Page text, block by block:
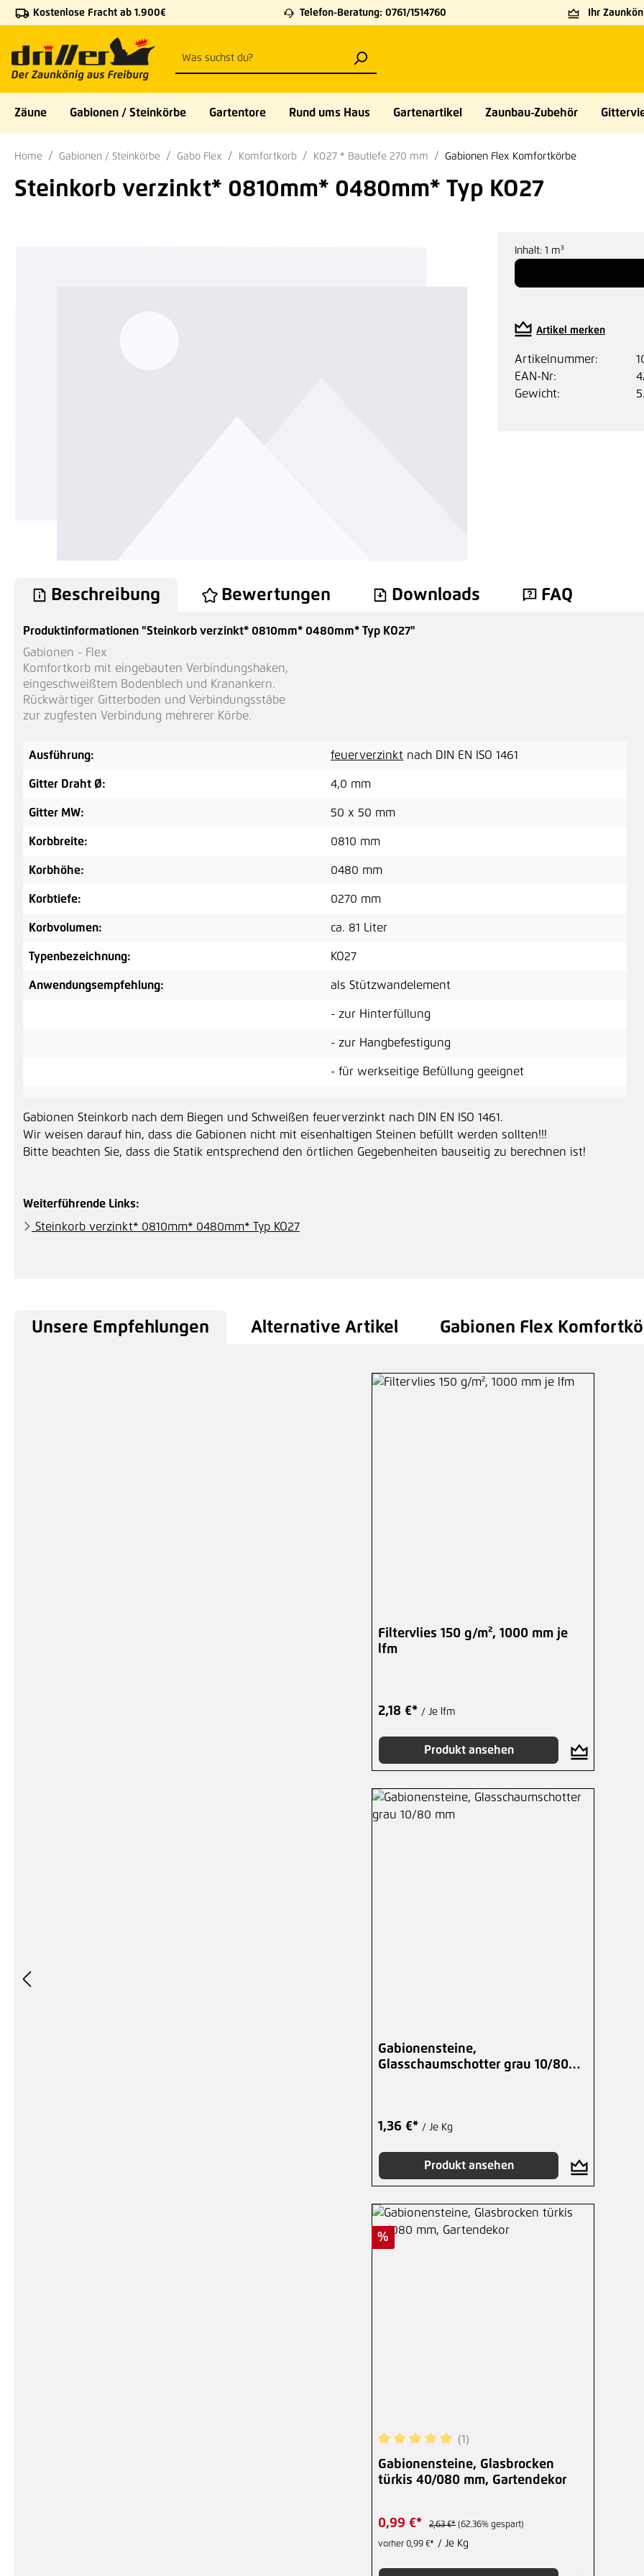
Hauptinhalt springen
Zur Suche springen
Zur Hauptnavigation springen
Kostenlose Fracht ab 1.900€ Telefon-Beratung: 0761/1514760 Ihr
Zäune Gabionen / Steinkörbe Gartentore Rund ums Haus Gartenartikel Zaunbau-Zubehör
Home Gabionen / Steinkörbe Gabo Flex Komfortkorb KO27 * Bautiefe 270 mm Gabionen Flex Komfortkörbe
Steinkorb verzinkt* 0810mm* 0480mm* Typ KO27
Inhalt: 1 m³
Artikel merken
Artikelnummer:
EAN-Nr:
Gewicht:
Beschreibung Bewertungen Downloads FAQ
Produktinformationen "Steinkorb verzinkt* 0810mm* 0480mm* Typ KO27"
Gabionen - Flex
Komfortkorb mit eingebauten Verbindungshaken,
eingeschweißtem Bodenblech und Kranankern.
Rückwärtiger Gitterboden und Verbindungsstäbe
zur zugfesten Verbindung mehrerer Körbe.
Ausführung: feuerverzinkt nach DIN EN ISO 1461
Gitter Draht Ø: 4,0 mm
Gitter MW: 50 x 50 mm
Korbbreite: 0810 mm
Korbhöhe: 0480 mm
Korbtiefe: 0270 mm
Korbvolumen: ca. 81 Liter
Typenbezeichnung: KO27
Anwendungsempfehlung: als Stützwandelement
- zur Hinterfüllung
- zur Hangbefestigung
- für werkseitige Befüllung geeignet
Gabionen Steinkorb nach dem Biegen und Schweißen feuerverzinkt nach DIN EN ISO 1461.
Wir weisen darauf hin, dass die Gabionen nicht mit eisenhaltigen Steinen befüllt werden sollten!!!
Bitte beachten Sie, dass die Statik entsprechend den örtlichen Gegebenheiten bauseitig zu berechnen ist!
Weiterführende Links:
Steinkorb verzinkt* 0810mm* 0480mm* Typ KO27
Unsere Empfehlungen Alternative Artikel Gabionen Flex
Filtervlies 150 g/m², 1000 mm je
lfm
2,18 €* / Je lfm
Produkt ansehen
Gabionensteine,
Glasschaumschotter grau 10/80
1,36 €* / Je Kg
Produkt ansehen
Rabatt
%
Durchschnittliche Bewertung von 5 von 5
(1)
Gabionensteine, Glasbrocken
türkis 40/080 mm, Gartendekor
0,99 €* 2,63 €* (62.36% gespart)
vorher 0,99 €* / Je Kg